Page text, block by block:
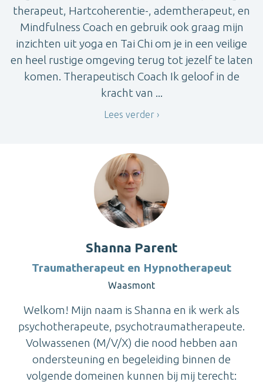
therapeut, Hartcoherentie-, ademtherapeut, en
Mindfulness Coach en gebruik ook graag mijn
inzichten uit yoga en Tai Chi om je in een veilige
en heel rustige omgeving terug tot jezelf te laten
komen. Therapeutisch Coach Ik geloof in de
kracht van ...
Lees verder
Shanna Parent
Traumatherapeut en Hypnotherapeut
Waasmont
Welkom! Mijn naam is Shanna en ik werk als
psychotherapeute, psychotraumatherapeute.
Volwassenen (M/V/X) die nood hebben aan
ondersteuning en begeleiding binnen de
volgende domeinen kunnen bij mij terecht: